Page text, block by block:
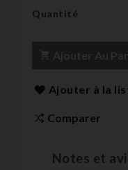
Quantité
Ajouter à la
Comparer
Notes et